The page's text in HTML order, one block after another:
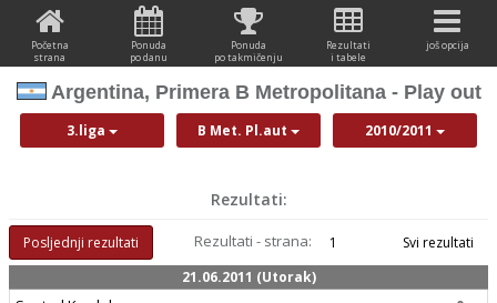
Početna
strana
Ponuda
po danu
Ponuda
po takmičenju
Rezultati
i tabele
još opcija
Argentina, Primera B Metropolitana - Play out
3.liga B Met. Pl.aut 2010/2011
Rezultati:
Posljednji rezultati Rezultati - strana: 1
Svi rezultati
21.06.2011 (Utorak)